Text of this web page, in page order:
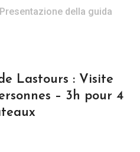
Presentazione della guida
Lastours : Visite
– 3h pour 4